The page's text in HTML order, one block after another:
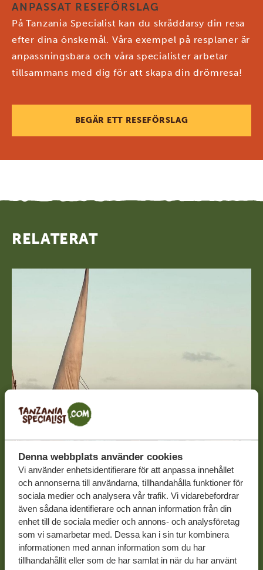
Denna webbplats använder cookies
Vi använder enhetsidentifierare för att anpassa innehållet
och annonserna till användarna, tillhandahålla funktioner för
sociala medier och analysera vår trafik. Vi vidarebefordrar
även sådana identifierare och annan information från din
enhet till de sociala medier och annons- och analysföretag
som vi samarbetar med. Dessa kan i sin tur kombinera
informationen med annan information som du har
tillhandahållit eller som de har samlat in när du har använt
ANPASSAT RESEFÖRSLAG
På Tanzania Specialist kan du skräddarsy din resa
efter dina önskemål. Våra exempel på resplaner är
anpassningsbara och våra specialister arbetar
tillsammans med dig för att skapa din drömresa!
BEGÄR ETT RESEFÖRSLAG
RELATERAT
16-02-26